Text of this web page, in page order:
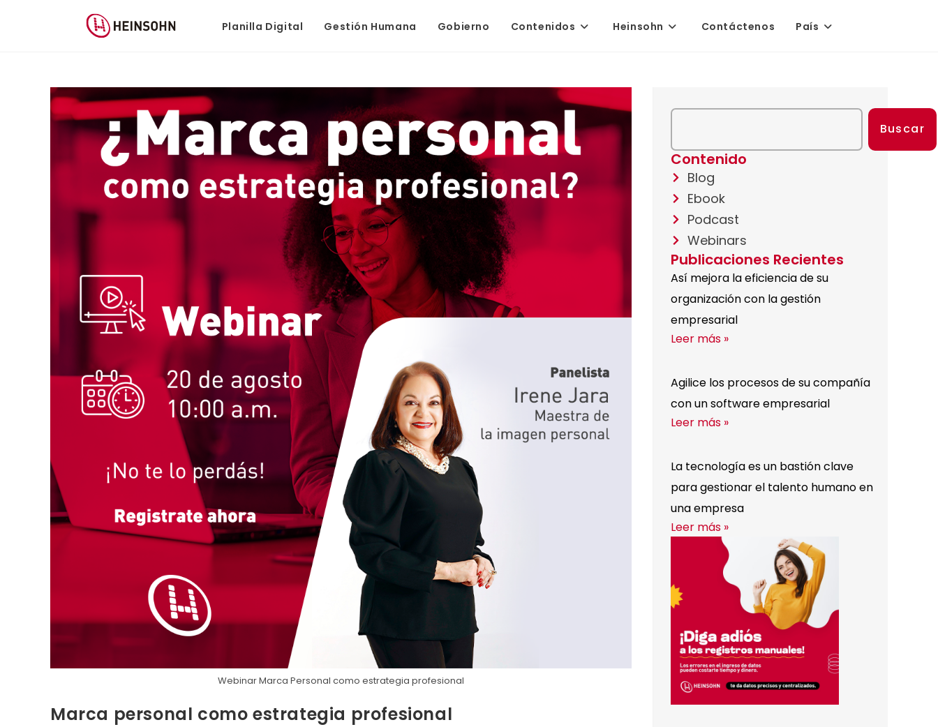
Planilla Digital Gestión Humana Gobierno Contenidos Heinsohn Contáctenos País
Webinar Marca Personal como estrategia profesional
Marca personal como estrategia profesional
Buscar
Contenido
Blog
Ebook
Podcast
Webinars
Publicaciones Recientes
Así mejora la eficiencia de su
organización con la gestión
empresarial
Leer más »
Agilice los procesos de su compañía
con un software empresarial
Leer más »
La tecnología es un bastión clave
para gestionar el talento humano en
una empresa
Leer más »